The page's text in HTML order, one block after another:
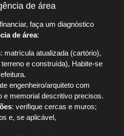
de área
faça um diagnóstico
de área:
: matrícula atualizada (cartório),
e construída), Habite-se
engenheiro/arquiteto com
e memorial descritivo precisos.
: verifique cercas e muros;
e, se aplicável,